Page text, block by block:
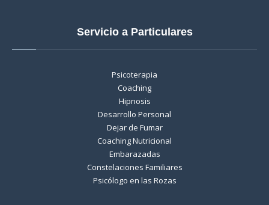
Servicio a Particulares
Psicoterapia
Coaching
Hipnosis
Desarrollo Personal
Dejar de Fumar
Coaching Nutricional
Embarazadas
Constelaciones Familiares
Psicólogo en las Rozas